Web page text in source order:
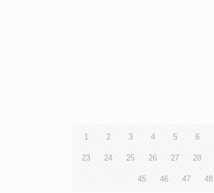
1 2 3 4 5 6
23 24 25 26 27 28
45 46 47 48